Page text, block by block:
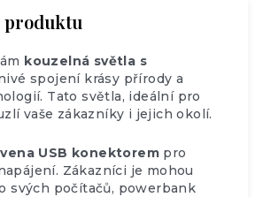
produktu
kouzelná světla s
spojení krásy přírody a
Tato světla, ideální pro
vaše zákazníky i jejich okolí.
USB konektorem pro
Zákazníci je mohou
svých počítačů, powerbank